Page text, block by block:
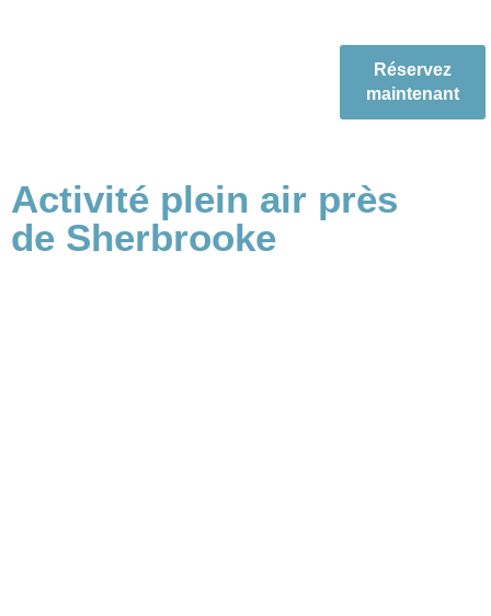
Réservez
maintenant
Activité plein air près
de Sherbrooke